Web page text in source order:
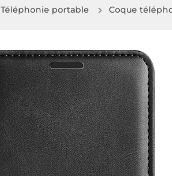
Téléphonie portable Coque